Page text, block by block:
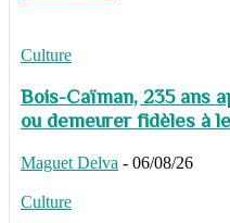
Culture
Bois-Caïman, 235 ans
ou demeurer fidèles à
Maguet Delva - 06/08/26
Culture